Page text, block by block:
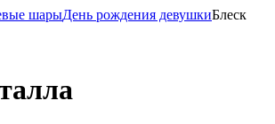
шарыДень рождения девушкиБлеск